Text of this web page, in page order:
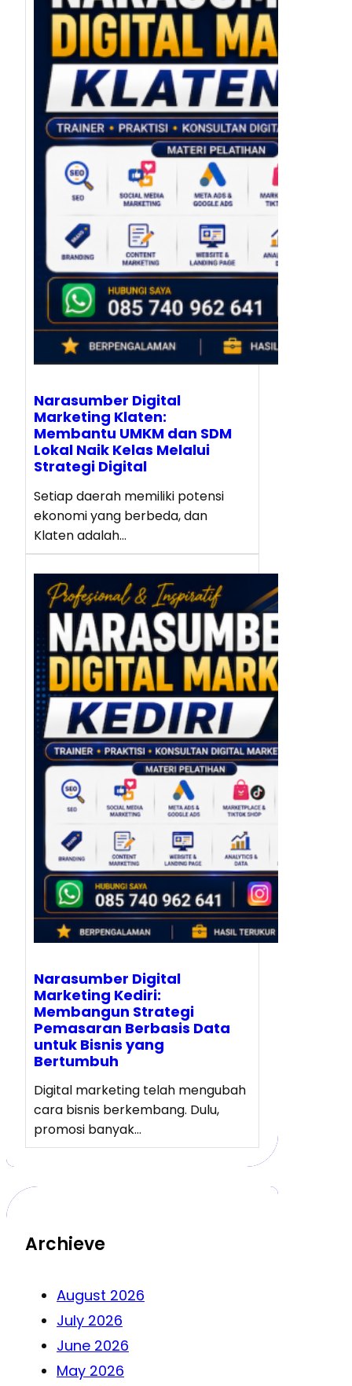
Narasumber Digital
Marketing Klaten:
Membantu UMKM dan SDM
Lokal Naik Kelas Melalui
Strategi Digital
Setiap daerah memiliki potensi
ekonomi yang berbeda, dan
Klaten adalah…
Narasumber Digital
Marketing Kediri:
Membangun Strategi
Pemasaran Berbasis Data
untuk Bisnis yang
Bertumbuh
Digital marketing telah mengubah
cara bisnis berkembang. Dulu,
promosi banyak…
Archieve
August 2026
July 2026
June 2026
May 2026